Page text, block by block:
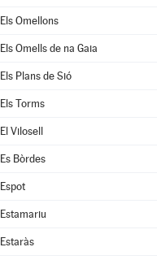
Els Omellons
Els Omells de na Gaia
Els Plans de Sió
Els Torms
El Vilosell
Es Bòrdes
Espot
Estamariu
Estaràs